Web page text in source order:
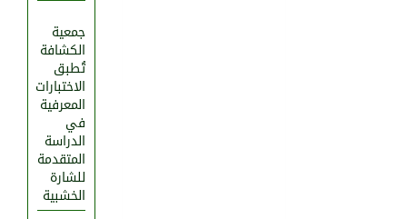
جمعية
الكشافة
تُطبق
الاختبارات
المعرفية
في
الدراسة
المتقدمة
للشارة
الخشبية